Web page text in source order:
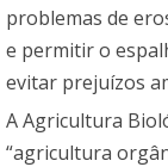
problemas de
e permitir o
evitar prejuízos
A Agricultura
“agricultura